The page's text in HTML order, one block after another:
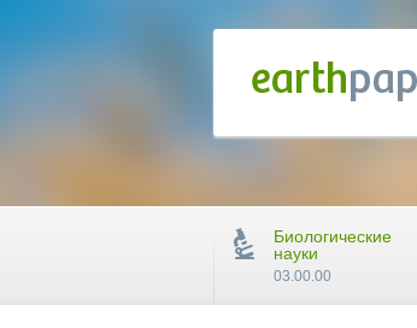
Биологические
науки
03.00.00